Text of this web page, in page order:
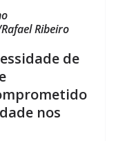
Ribeiro
de
nos